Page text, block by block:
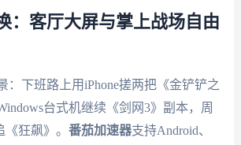
：客厅大屏与掌上战场自由
：下班路上用iPhone搓两把《金铲铲之
台式机继续《剑网3》副本，周
狂飙》。 番茄加速器支持Android、